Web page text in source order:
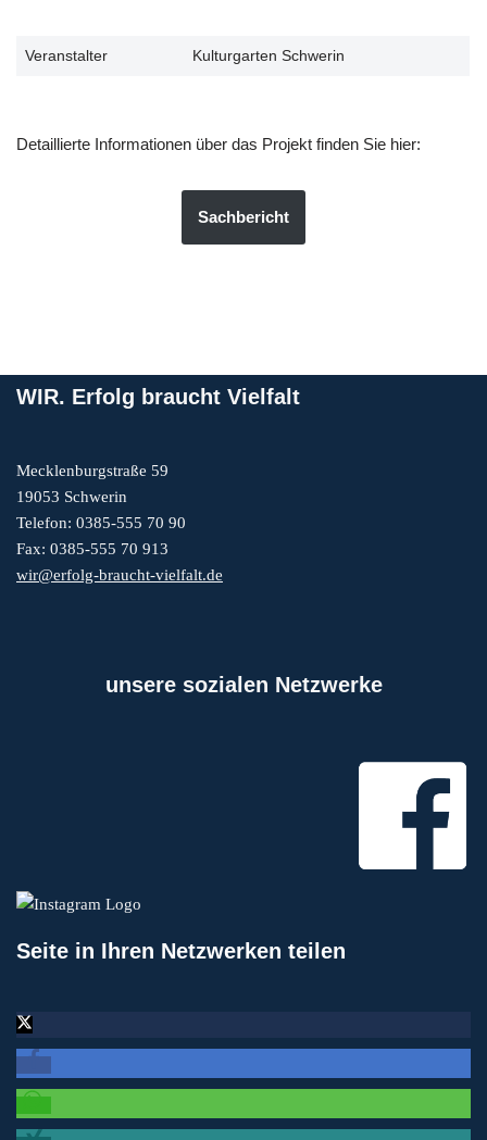
Veranstalter Kulturgarten Schwerin
Detaillierte Informationen über das Projekt finden Sie hier:
Sachbericht
WIR. Erfolg braucht Vielfalt
Mecklenburgstraße 59
19053 Schwerin
Telefon: 0385-555 70 90
Fax: 0385-555 70 913
wir@erfolg-braucht-vielfalt.de
unsere sozialen Netzwerke
Seite in Ihren Netzwerken teilen